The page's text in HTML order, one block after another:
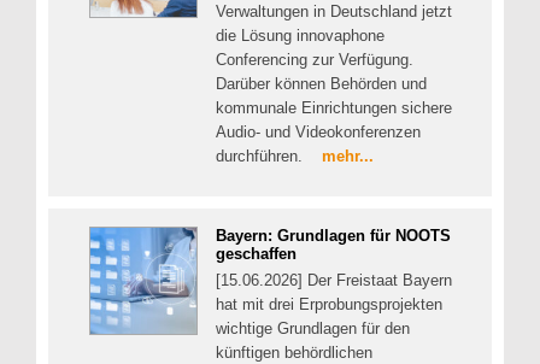
Verwaltungen in Deutschland jetzt
die Lösung innovaphone
Conferencing zur Verfügung.
Darüber können Behörden und
kommunale Einrichtungen sichere
Audio- und Videokonferenzen
durchführen. mehr...
Bayern: Grundlagen für NOOTS
geschaffen
[15.06.2026] Der Freistaat Bayern
hat mit drei Erprobungsprojekten
wichtige Grundlagen für den
künftigen behördlichen